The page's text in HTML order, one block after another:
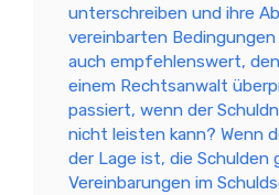
unterschreiben und ihre
vereinbarten
auch empfehlenswert,
einem Rechtsanwalt
passiert, wenn der
nicht leisten kann? Wenn
der Lage ist, die Schulden
Vereinbarungen im